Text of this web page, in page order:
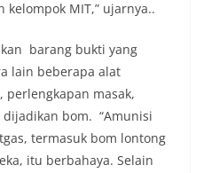
MIT,” ujarnya..
barang bukti yang
lain beberapa alat
perlengkapan masak,
bom. “Amunisi
termasuk bom lontong
itu berbahaya. Selain